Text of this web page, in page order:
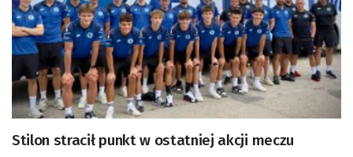
Stilon stracił punkt w ostatniej akcji meczu